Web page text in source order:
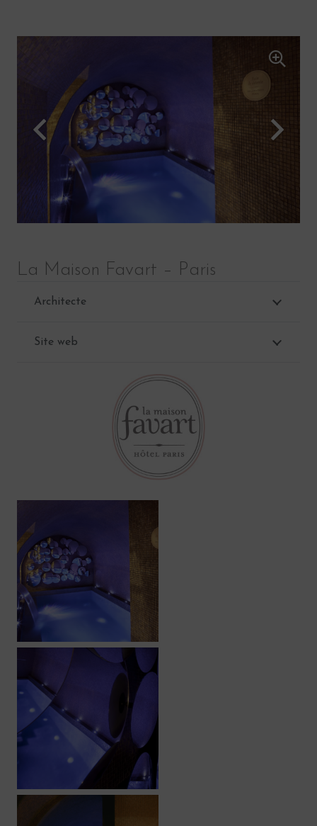
La Maison Favart – Paris
Architecte
Site web